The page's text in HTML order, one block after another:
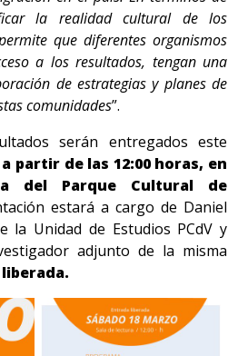
la realidad cultural de los
que diferentes organismos
a los resultados, tengan una
de estrategias y planes de
comunidades”.
serán entregados este
partir de las 12:00 horas, en
del Parque Cultural de
estará a cargo de Daniel
la Unidad de Estudios PCdV y
adjunto de la misma